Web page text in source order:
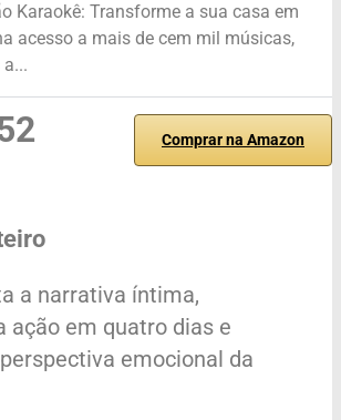
Karaokê: Transforme a sua casa em
acesso a mais de cem mil músicas,
Comprar na Amazon
a narrativa íntima,
ação em quatro dias e
emocional da